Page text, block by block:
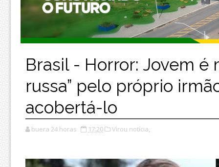
Brasil - Horror: Jovem é
russa” pelo próprio
acobertá-lo
buera 24 horas 17:20 Virou notícia,